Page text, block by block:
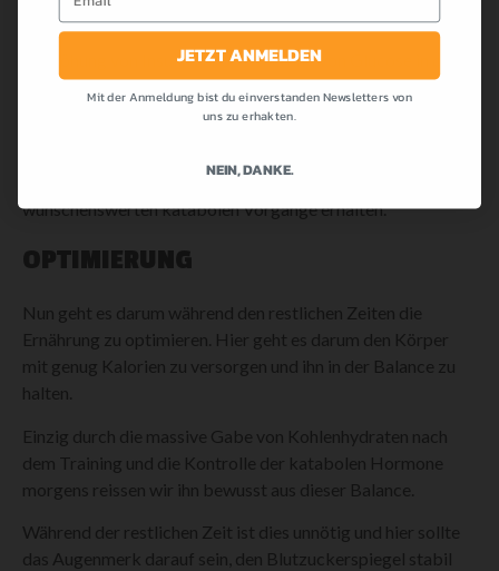
auslöst:
– Erhöhung von Insulin zur Speicherung von Glucose in den
Glykogenspeicher
– Aktivierung des mTOR-Pfades
Genauso haben wir gelernt, dass wir morgens die
wünschenswerten katabolen Vorgänge erhalten.
OPTIMIERUNG
Nun geht es darum während den restlichen Zeiten die
Ernährung zu optimieren. Hier geht es darum den Körper
mit genug Kalorien zu versorgen und ihn in der Balance zu
halten.
Einzig durch die massive Gabe von Kohlenhydraten nach
dem Training und die Kontrolle der katabolen Hormone
morgens reissen wir ihn bewusst aus dieser Balance.
Während der restlichen Zeit ist dies unnötig und hier sollte
das Augenmerk darauf sein, den Blutzuckerspiegel stabil
JETZT ANMELDEN
Mit der Anmeldung bist du einverstanden Newsletters von
uns zu erhakten.
NEIN, DANKE.